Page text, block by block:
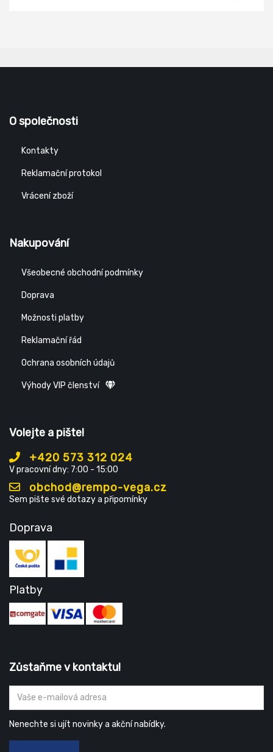
O společnosti
Kontakty
Reklamační protokol
Vrácení zboží
Nakupování
Všeobecné obchodní podmínky
Doprava
Možnosti platby
Reklamační řád
Ochrana osobních údajů
Výhody VIP členství
Volejte a pište!
+420 573 312 024
V pracovní dny: 7:00 - 15:00
obchod@rempo-vega.cz
Sem pište své dotazy a připomínky
Doprava
Platby
Zůstaňme v kontaktu!
Nenechte si ujít novinky a akční nabídky.